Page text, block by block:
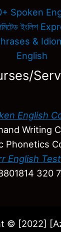
Spoken
ইংলিশ
&
English
English
Writing
Phonetics
English
320
© [2022]